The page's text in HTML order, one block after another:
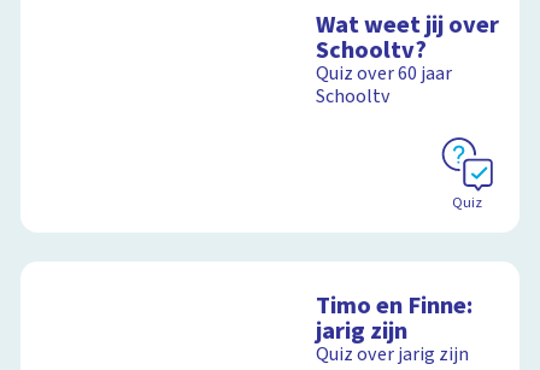
Wat weet jij over
Schooltv?
Quiz over 60 jaar
Schooltv
Quiz
Timo en Finne:
jarig zijn
Quiz over jarig zijn